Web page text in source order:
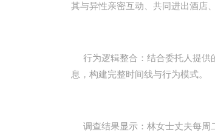
其与异性亲密互动、共同进出酒店
行为逻辑整合：结合委托人提供
息，构建完整时间线与行为模式。
调查结果显示：林女士丈夫每周